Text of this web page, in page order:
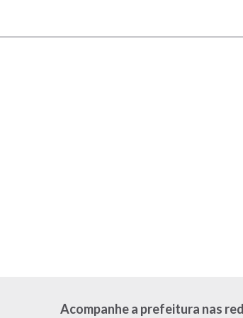
Acompanhe a prefeitura nas